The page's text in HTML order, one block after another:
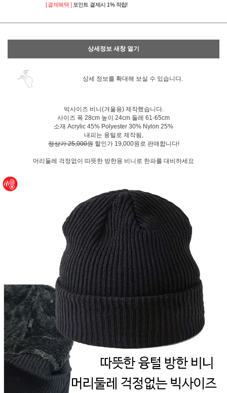
페이코 ID로 페
PAYCO 바로구매
[ 결제혜택 ] 포인트 결제시 1% 적립!
상세정보 새창 열기
상세 정보를 확대해 보실 수 있습니다.
빅사이즈 비니(겨울용) 제작했습니다.
사이즈 폭 28cm 높이 24cm 둘레 61-65cm
소재 Acrylic 45% Polyester 30% Nylon 25%
내피는 융털로 제작됨,
정상가 25,000원할인가 19,000원로 판매합니다!
머리둘레 걱정없이 따뜻한 방한용 비니로 한파를 대비하세요